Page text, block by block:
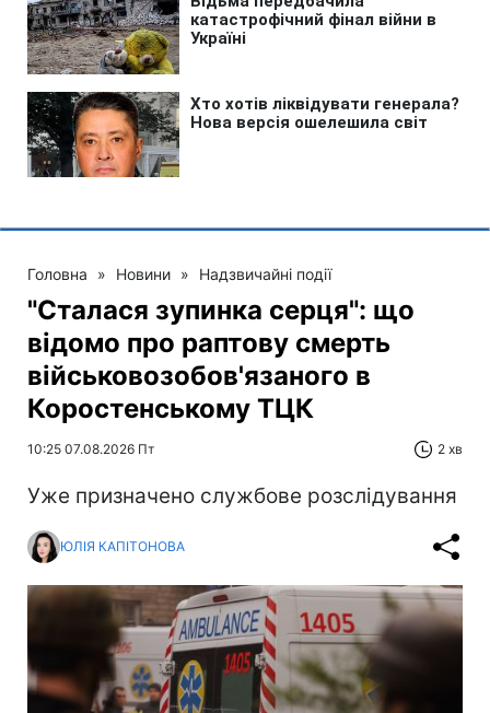
Головна » Новини » Надзвичайні події
"Сталася зупинка серця": що
відомо про раптову смерть
військовозобов'язаного в
Коростенському ТЦК
10:25 07.08.2026 Пт 2 хв
Уже призначено службове розслідування
ЮЛІЯ КАПІТОНОВА